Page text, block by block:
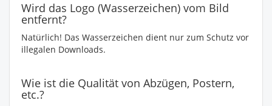
Wird das Logo (Wasserzeichen) vom Bild
entfernt?
Natürlich! Das Wasserzeichen dient nur zum Schutz vor
illegalen Downloads.
Wie ist die Qualität von Abzügen, Postern,
etc.?